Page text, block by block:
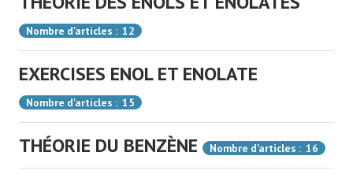
Nombre d'articles : 12
EXERCISES ENOL ET ENOLATE
Nombre d'articles : 15
THÉORIE DU BENZÈNE Nombre d'articles : 16